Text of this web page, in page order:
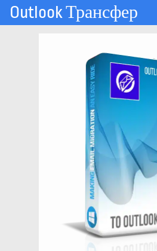
Outlook Трансфер